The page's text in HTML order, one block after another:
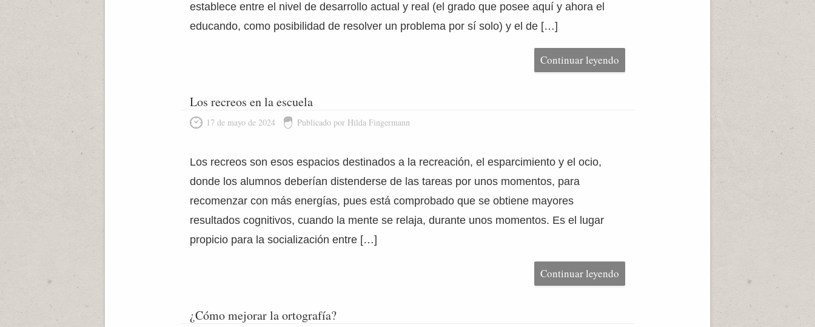
establece entre el nivel de desarrollo actual y real (el grado que posee aquí y ahora el
educando, como posibilidad de resolver un problema por sí solo) y el de […]
Continuar leyendo
Los recreos en la escuela
17 de mayo de 2024 Publicado por Hilda Fingermann
Los recreos son esos espacios destinados a la recreación, el esparcimiento y el ocio,
donde los alumnos deberían distenderse de las tareas por unos momentos, para
recomenzar con más energías, pues está comprobado que se obtiene mayores
resultados cognitivos, cuando la mente se relaja, durante unos momentos. Es el lugar
propicio para la socialización entre […]
Continuar leyendo
¿Cómo mejorar la ortografía?